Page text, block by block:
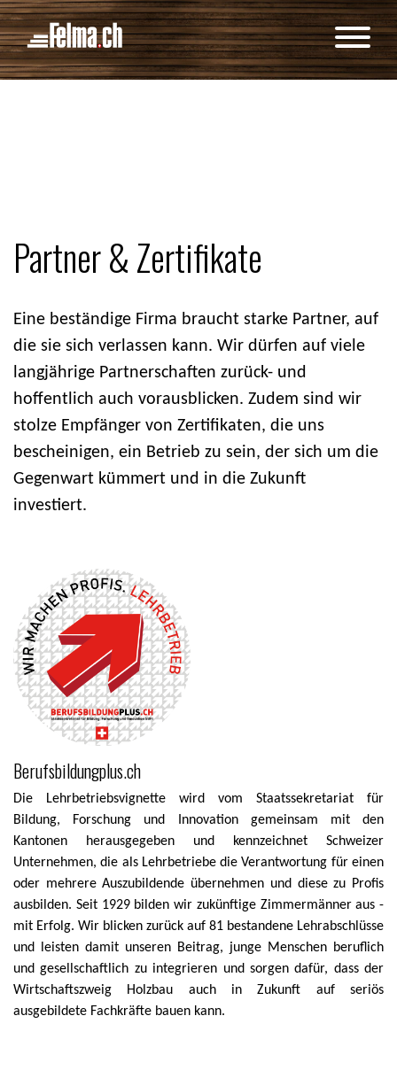
Partner & Zertifikate
Eine beständige Firma braucht starke Partner, auf
die sie sich verlassen kann. Wir dürfen auf viele
langjährige Partnerschaften zurück- und
hoffentlich auch vorausblicken. Zudem sind wir
stolze Empfänger von Zertifikaten, die uns
bescheinigen, ein Betrieb zu sein, der sich um die
Gegenwart kümmert und in die Zukunft
investiert.
Berufsbildungplus.ch
Die Lehrbetriebsvignette wird vom Staatssekretariat für
Bildung, Forschung und Innovation gemeinsam mit den
Kantonen herausgegeben und kennzeichnet Schweizer
Unternehmen, die als Lehrbetriebe die Verantwortung für einen
oder mehrere Auszubildende übernehmen und diese zu Profis
ausbilden. Seit 1929 bilden wir zukünftige Zimmermänner aus -
mit Erfolg. Wir blicken zurück auf 81 bestandene Lehrabschlüsse
und leisten damit unseren Beitrag, junge Menschen beruflich
und gesellschaftlich zu integrieren und sorgen dafür, dass der
Wirtschaftszweig Holzbau auch in Zukunft auf seriös
ausgebildete Fachkräfte bauen kann.
Cookie-Einstellungen